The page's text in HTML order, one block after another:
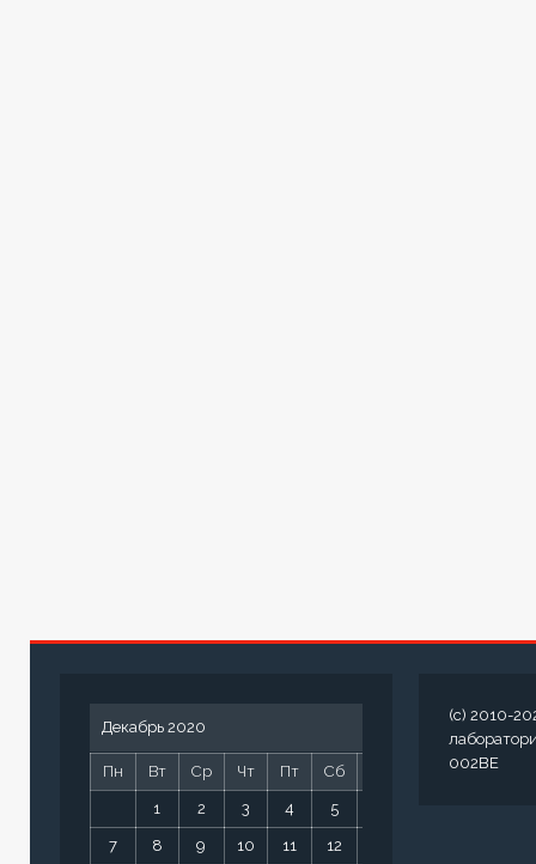
Декабрь 2020
Пн Вт Ср Чт Пт Сб
1 2 3 4 5
7 8 9 10 11 12
(c) 2010-
002BE